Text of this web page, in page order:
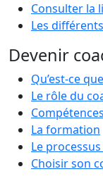
Consulter la
Les
Devenir
Qu’est-ce
Le rôle du
La formation
Le
Choisir son